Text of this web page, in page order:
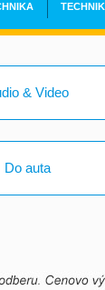
& Video
Do auta